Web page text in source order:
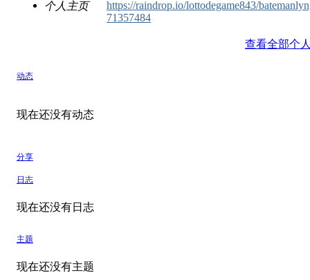
个人主页
https://raindrop.io/lottodegame843/
71357484
查看全部个
动态
现在还没有动态
分享
日志
现在还没有日志
主题
现在还没有主题